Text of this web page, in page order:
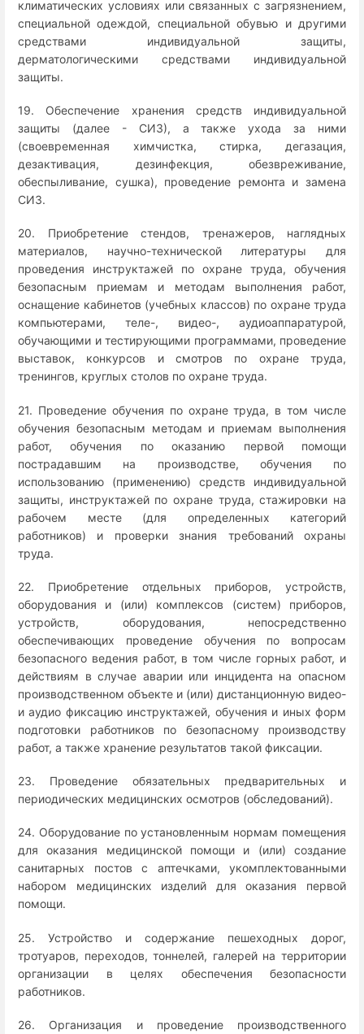
климатических условиях или связанных с загрязнением,
специальной одеждой, специальной обувью и другими
средствами индивидуальной защиты,
дерматологическими средствами индивидуальной
защиты.
19. Обеспечение хранения средств индивидуальной
защиты (далее - СИЗ), а также ухода за ними
(своевременная химчистка, стирка, дегазация,
дезактивация, дезинфекция, обезвреживание,
обеспыливание, сушка), проведение ремонта и замена
СИЗ.
20. Приобретение стендов, тренажеров, наглядных
материалов, научно-технической литературы для
проведения инструктажей по охране труда, обучения
безопасным приемам и методам выполнения работ,
оснащение кабинетов (учебных классов) по охране труда
компьютерами, теле-, видео-, аудиоаппаратурой,
обучающими и тестирующими программами, проведение
выставок, конкурсов и смотров по охране труда,
тренингов, круглых столов по охране труда.
21. Проведение обучения по охране труда, в том числе
обучения безопасным методам и приемам выполнения
работ, обучения по оказанию первой помощи
пострадавшим на производстве, обучения по
использованию (применению) средств индивидуальной
защиты, инструктажей по охране труда, стажировки на
рабочем месте (для определенных категорий
работников) и проверки знания требований охраны
труда.
22. Приобретение отдельных приборов, устройств,
оборудования и (или) комплексов (систем) приборов,
устройств, оборудования, непосредственно
обеспечивающих проведение обучения по вопросам
безопасного ведения работ, в том числе горных работ, и
действиям в случае аварии или инцидента на опасном
производственном объекте и (или) дистанционную видео-
и аудио фиксацию инструктажей, обучения и иных форм
подготовки работников по безопасному производству
работ, а также хранение результатов такой фиксации.
23. Проведение обязательных предварительных и
периодических медицинских осмотров (обследований).
24. Оборудование по установленным нормам помещения
для оказания медицинской помощи и (или) создание
санитарных постов с аптечками, укомплектованными
набором медицинских изделий для оказания первой
помощи.
25. Устройство и содержание пешеходных дорог,
тротуаров, переходов, тоннелей, галерей на территории
организации в целях обеспечения безопасности
работников.
26. Организация и проведение производственного